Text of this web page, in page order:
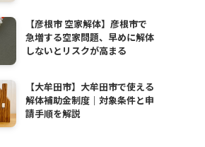
【彦根市 空家解体】彦根市で
急増する空家問題、早めに解体
しないとリスクが高まる
【大牟田市】大牟田市で使える
解体補助金制度｜対象条件と申
請手順を解説